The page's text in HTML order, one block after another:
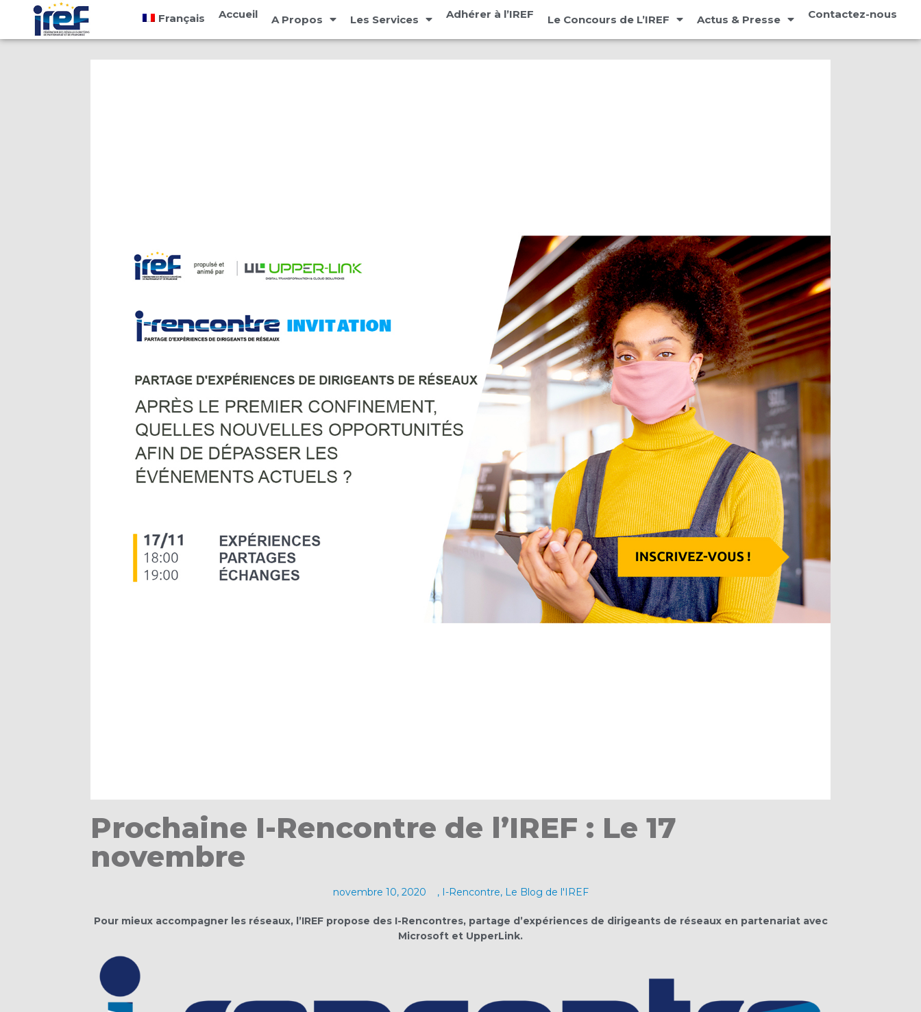
Français Accueil A Propos Les Services Adhérer à l’IREF Le Concours de L’IREF Actus & Presse Contactez-nous
Prochaine I-Rencontre de l’IREF : Le 17
novembre
novembre 10, 2020 , I-Rencontre, Le Blog de l'IREF
Pour mieux accompagner les réseaux, l’IREF propose des I-Rencontres, partage d’expériences de dirigeants de réseaux en partenariat avec
Microsoft et UpperLink.
Cookies management panel